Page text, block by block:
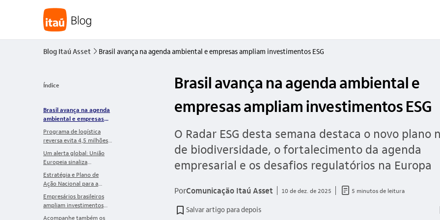
Blog Itaú Asset seta_direita Brasil avança na agenda ambiental e empresas ampliam investimentos ESG
Índice
Brasil avança na agenda
ambiental e empresas
ESG
Programa de logística
reversa evita 4,5 milhões
Um alerta global: União
Europeia sinaliza
regras ambientais de
divulgação
Estratégia e Plano de
Ação Nacional para a
2025–2030 é
oficialmente apresentada
Empresários brasileiros
ampliam investimentos
Acompanhe também os
Brasil avança na agenda ambiental e
empresas ampliam investimentos ESG
O Radar ESG desta semana destaca o novo plano
de biodiversidade, o fortalecimento da agenda
empresarial e os desafios regulatórios na Europa
PorComunicação Itaú Asset 10 de dez. de 2025 documento_outline 5 minutos de leitura
Salvar artigo para depois